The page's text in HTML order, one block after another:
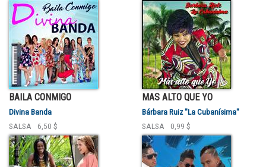
BAILA CONMIGO
Divina Banda
SALSA
6,50 $
MAS ALTO QUE YO
Bárbara Ruiz "La Cubanísima"
SALSA
0,99 $